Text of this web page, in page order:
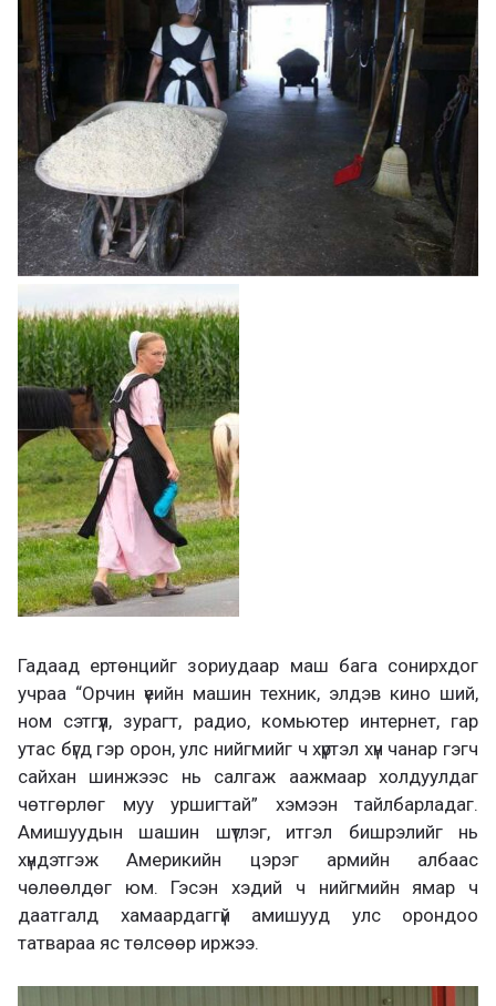
Гадаад ертөнцийг зориудаар маш бага сонирхдог
учраа “Орчин үеийн машин техник, элдэв кино ший,
ном сэтгүүл, зурагт, радио, комьютер интернет, гар
утас бүгд гэр орон, улс нийгмийг ч хүртэл хүн чанар гэгч
сайхан шинжээс нь салгаж аажмаар холдуулдаг
чөтгөрлөг муу уршигтай” хэмээн тайлбарладаг.
Амишуудын шашин шүтлэг, итгэл бишрэлийг нь
хүндэтгэж Америкийн цэрэг армийн албаас
чөлөөлдөг юм. Гэсэн хэдий ч нийгмийн ямар ч
даатгалд хамаардаггүй амишууд улс орондоо
татвараа яс төлсөөр иржээ.